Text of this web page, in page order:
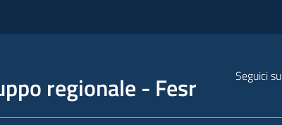
regionale - Fesr Seguici su